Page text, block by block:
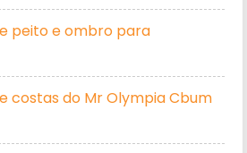
peito e ombro para
costas do Mr Olympia Cbum